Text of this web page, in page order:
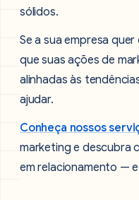
sólidos.
Se a sua empresa
que suas ações de
alinhadas às
ajudar.
Conheça nossos
marketing e descubra
em relacionamento —